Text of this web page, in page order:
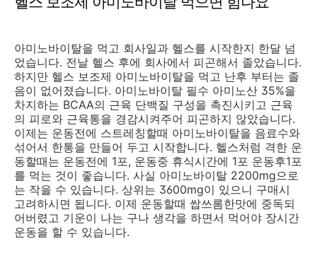
아미노바이탈을 먹고 회사일과 헬스를 시작한지 한달 넘
었습니다. 전날 헬스 후에 회사에서 피곤해서 졸았습니다.
하지만 헬스 보조제 아미노바이탈을 먹고 난후 부터는 졸
음이 없어졌습니다. 아미노바이탈 필수 아미노산 35%을
차지하는 BCAA의 근육 단백질 구성을 촉진시키고 근육
의 피로와 근육통을 경감시켜주어 피곤하지 않았습니다.
이제는 운동전에 스트레칭할때 아미노바이탈을 음료수와
섞어서 한통을 만들어 두고 시작합니다. 헬스처럼 격한 운
동할때는 운동전에 1포, 운동중 휴식시간에 1포 운동후1포
를 먹는 것이 좋습니다. 사실 아미노바이탈 2200mg으로
는 작을 수 있습니다. 상위는 3600mg이 있으니 구매시
고려하시면 됩니다. 이제 운동할때 쌉쓰롬한맛에 중독되
어버렸고 기운이 나는 구나 생각을 하면서 먹어야 장시간
운동을 할 수 있습니다.